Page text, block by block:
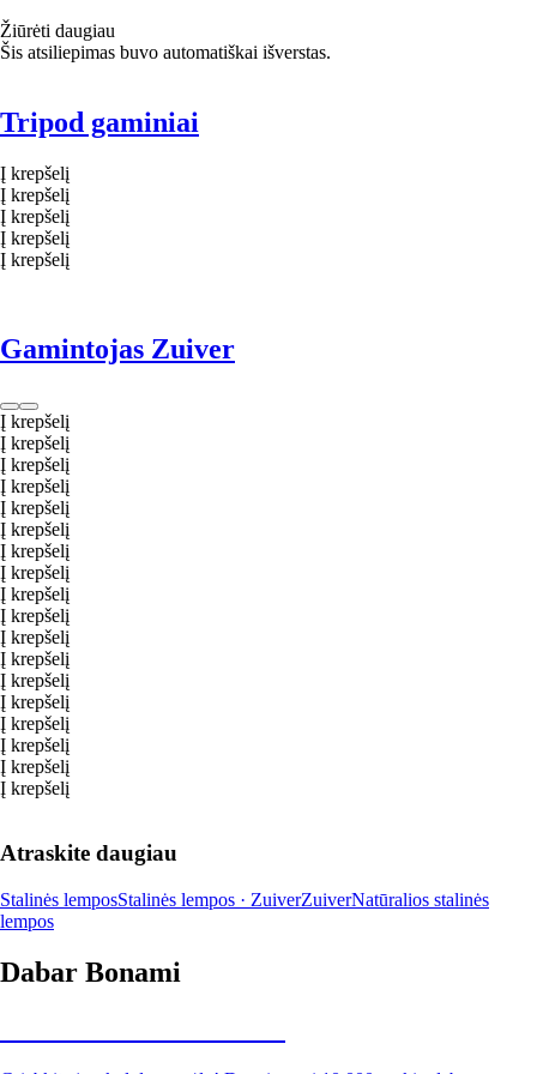
Žiūrėti daugiau
Šis atsiliepimas buvo automatiškai išverstas.
Tripod gaminiai
Į krepšelį
Į krepšelį
Į krepšelį
Į krepšelį
Į krepšelį
Gamintojas Zuiver
Į krepšelį
Į krepšelį
Į krepšelį
Į krepšelį
Į krepšelį
Į krepšelį
Į krepšelį
Į krepšelį
Į krepšelį
Į krepšelį
Į krepšelį
Į krepšelį
Į krepšelį
Į krepšelį
Į krepšelį
Į krepšelį
Į krepšelį
Į krepšelį
Atraskite daugiau
Stalinės lemposStalinės lempos · ZuiverZuiverNatūralios stalinės
lempos
Dabar Bonami